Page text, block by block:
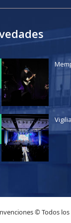
© Todos